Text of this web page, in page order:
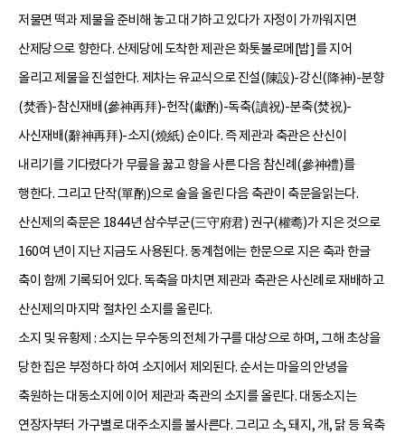
저물면 떡과 제물을 준비해 놓고 대기하고 있다가 자정이 가까워지면
산제당으로 향한다. 산제당에 도착한 제관은 화톳불로메[밥]를 지어
올리고 제물을 진설한다. 제차는 유교식으로 진설(陳設)-강신(降神)-분향
(焚香)-참신재배(參神再拜)-헌작(獻酌)-독축(讀祝)-분축(焚祝)-
사신재배(辭神再拜)-소지(燒紙) 순이다. 즉 제관과 축관은 산신이
내리기를 기다렸다가 무릎을 꿇고 향을 사른 다음 참신례(參神禮)를
행한다. 그리고 단작(單酌)으로 술을 올린 다음 축관이 축문을읽는다.
산신제의 축문은 1844년 삼수부군(三守府君) 권구(權耈)가 지은 것으로
160여 년이 지난 지금도 사용된다. 동계첩에는 한문으로 지은 축과 한글
축이 함께 기록되어 있다. 독축을 마치면 제관과 축관은 사신례로 재배하고
산신제의 마지막 절차인 소지를 올린다.
소지 및 유황제 : 소지는 무수동의 전체 가구를 대상으로 하며, 그해 초상을
당한 집은 부정하다 하여 소지에서 제외된다. 순서는 마을의 안녕을
축원하는 대동소지에 이어 제관과 축관의 소지를 올린다. 대동소지는
연장자부터 가구별로 대주소지를 불사른다. 그리고 소, 돼지, 개, 닭 등 육축